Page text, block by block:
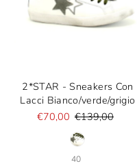
2*STAR - Sneakers Con
Lacci Bianco/verde/grigio
€70,00 €139,00
40